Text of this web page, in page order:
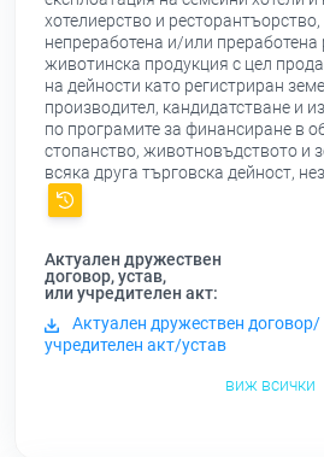
хотелиерство и
непреработена и/или преработена
животинска продукция с цел
на дейности като регистриран
производител, кандидатстване и
по програмите за финансиране в
стопанство, животновъдството и
всяка друга търговска дейност,
Актуален дружествен
договор, устав,
или учредителен акт:
Актуален дружествен договор/
учредителен акт/устав
виж всички